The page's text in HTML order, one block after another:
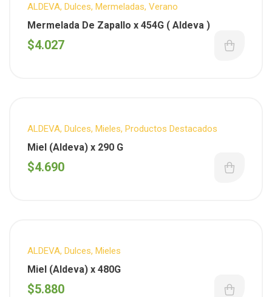
ALDEVA, Dulces, Mermeladas, Verano
Mermelada De Zapallo x 454G ( Aldeva )
$4.027
ALDEVA, Dulces, Mieles, Productos Destacados
Miel (Aldeva) x 290 G
$4.690
ALDEVA, Dulces, Mieles
Miel (Aldeva) x 480G
$5.880